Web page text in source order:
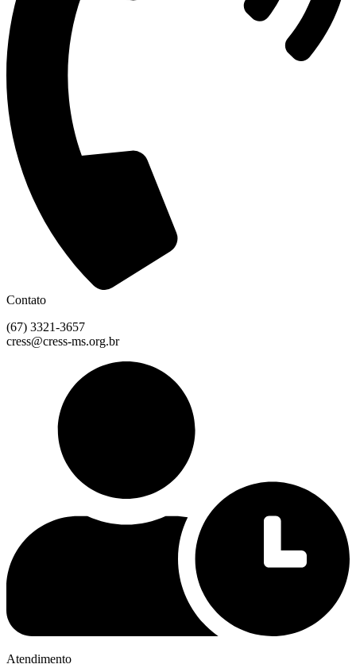
Contato
(67) 3321-3657
cress@cress-ms.org.br
Atendimento